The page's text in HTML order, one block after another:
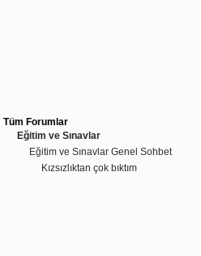
Tüm Forumlar
Eğitim ve Sınavlar
Eğitim ve Sınavlar Genel Sohbet
Kızsızlıktan çok bıktım